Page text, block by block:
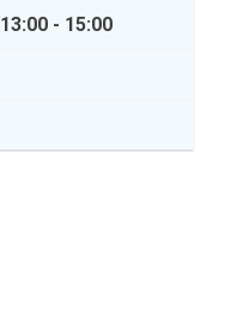
13:00 - 15:00